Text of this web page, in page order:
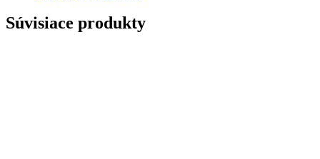
Súvisiace produkty